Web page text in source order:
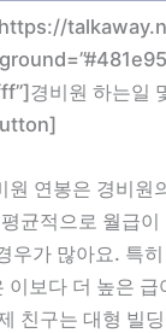
경비원 하는일
원 연봉은 경비원
균적으로 월급
우가 많아요. 특
이보다 더 높은 급
친구는 대형 빌